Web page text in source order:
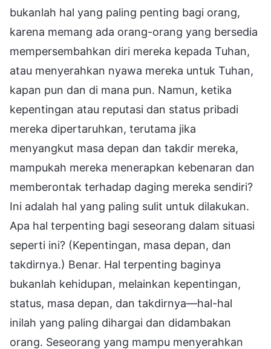
bukanlah hal yang paling penting bagi orang,
karena memang ada orang-orang yang bersedia
mempersembahkan diri mereka kepada Tuhan,
atau menyerahkan nyawa mereka untuk Tuhan,
kapan pun dan di mana pun. Namun, ketika
kepentingan atau reputasi dan status pribadi
mereka dipertaruhkan, terutama jika
menyangkut masa depan dan takdir mereka,
mampukah mereka menerapkan kebenaran dan
memberontak terhadap daging mereka sendiri?
Ini adalah hal yang paling sulit untuk dilakukan.
Apa hal terpenting bagi seseorang dalam situasi
seperti ini? (Kepentingan, masa depan, dan
takdirnya.) Benar. Hal terpenting baginya
bukanlah kehidupan, melainkan kepentingan,
status, masa depan, dan takdirnya—hal-hal
inilah yang paling dihargai dan didambakan
orang. Seseorang yang mampu menyerahkan